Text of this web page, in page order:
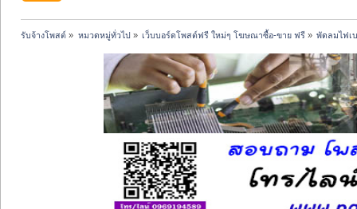
รับจ้างโพสต์ » หมวดหมู่ทั่วไป» เว็บบอร์ดโพสต์ฟรี ใหม่ๆ โฆษณาซื้อ-ขาย ฟรี» พัดลมไฟเ